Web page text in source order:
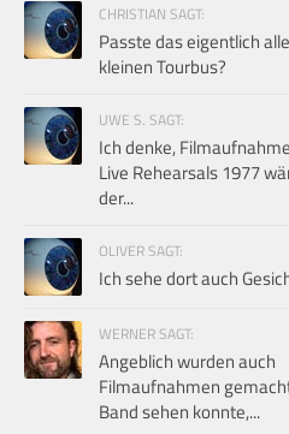
CHRISTIAN SAGT:
Passte das eigentlich
kleinen Tourbus?
UWE S. SAGT:
Ich denke,
Live Rehearsals 1977
der...
OLIVER SAGT:
Ich sehe dort auch
WERNER SAGT:
Angeblich wurden auch
Filmaufnahmen
Band sehen konnte,...